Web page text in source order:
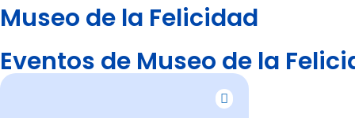
Museo de la Felicidad
Eventos de Museo de la